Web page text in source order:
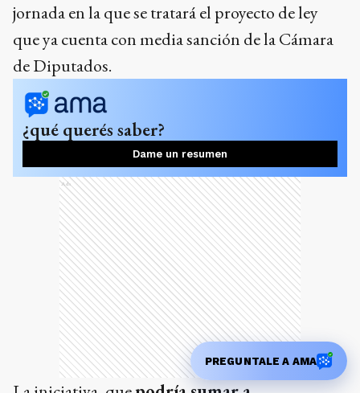
jornada en la que se tratará el proyecto de ley
que ya cuenta con media sanción de la Cámara
de Diputados.
¿qué querés saber?
Dame un resumen
Ads
PREGUNTALE A AMA